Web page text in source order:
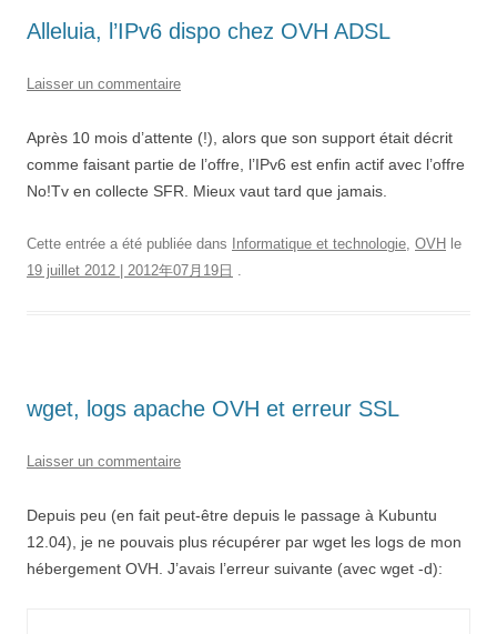
Alleluia, l’IPv6 dispo chez OVH ADSL
Laisser un commentaire
Après 10 mois d’attente (!), alors que son support était décrit
comme faisant partie de l’offre, l’IPv6 est enfin actif avec l’offre
No!Tv en collecte SFR. Mieux vaut tard que jamais.
Cette entrée a été publiée dans Informatique et technologie, OVH le
19 juillet 2012 | 2012年07月19日 .
wget, logs apache OVH et erreur SSL
Laisser un commentaire
Depuis peu (en fait peut-être depuis le passage à Kubuntu
12.04), je ne pouvais plus récupérer par wget les logs de mon
hébergement OVH. J’avais l’erreur suivante (avec wget -d):